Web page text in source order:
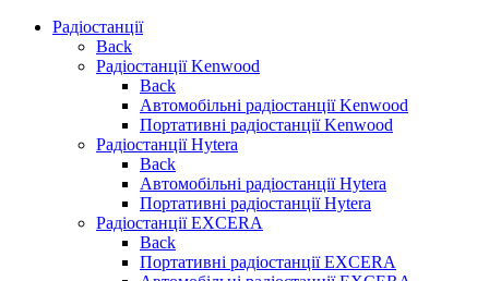
Радіостанції
Back
Радіостанції Kenwood
Back
Автомобільні радіостанції Kenwood
Портативні радіостанції Kenwood
Радіостанції Hytera
Back
Автомобільні радіостанції Hytera
Портативні радіостанції Hytera
Радіостанції EXCERA
Back
Портативні радіостанції EXCERA